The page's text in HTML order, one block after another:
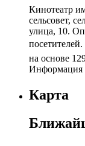
Кинотеатр
сельсовет,
улица, 10.
на основе
Информация
Карта